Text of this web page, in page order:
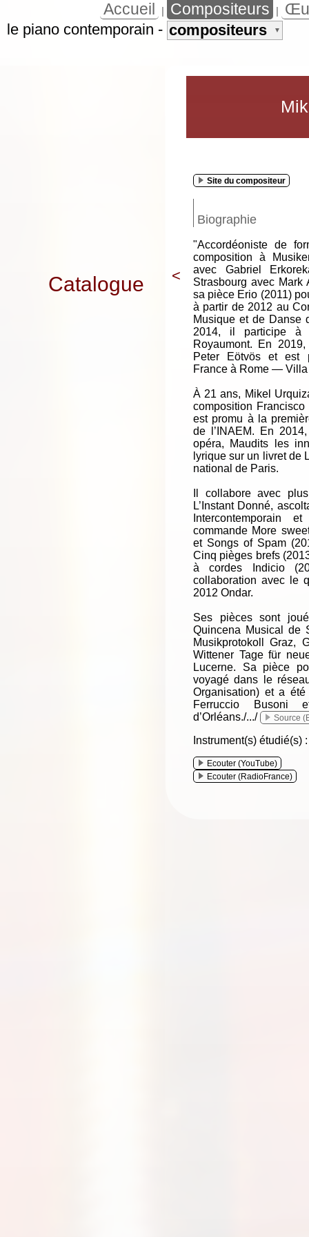
Accueil Compositeurs
Catalogue <
Site du compositeur
Biographie
"Accordéoniste de
composition à
avec Gabriel
Strasbourg avec Mark
sa pièce Erio (2011)
à partir de 2012 au
Musique et de Danse
2014, il participe à
Royaumont. En
Peter Eötvös et est
France à Rome —
À 21 ans, Mikel
composition
est promu à la
de l’INAEM. En
opéra, Maudits les
lyrique sur un livret de
national de Paris.
Il collabore avec
L’Instant Donné,
Intercontemporain
commande More
et Songs of Spam
Cinq pièges brefs
à cordes Indicio
collaboration avec le
2012 Ondar.
Ses pièces sont
Quincena Musical de
Musikprotokoll Graz,
Wittener Tage für
Lucerne. Sa pièce
voyagé dans le
Organisation) et a
Ferruccio Busoni
d’Orléans./.../
Source
Instrument(s) étudié(s)
Ecouter (YouTube)
Ecouter (RadioFrance)
le piano contemporain - compositeurs ▼